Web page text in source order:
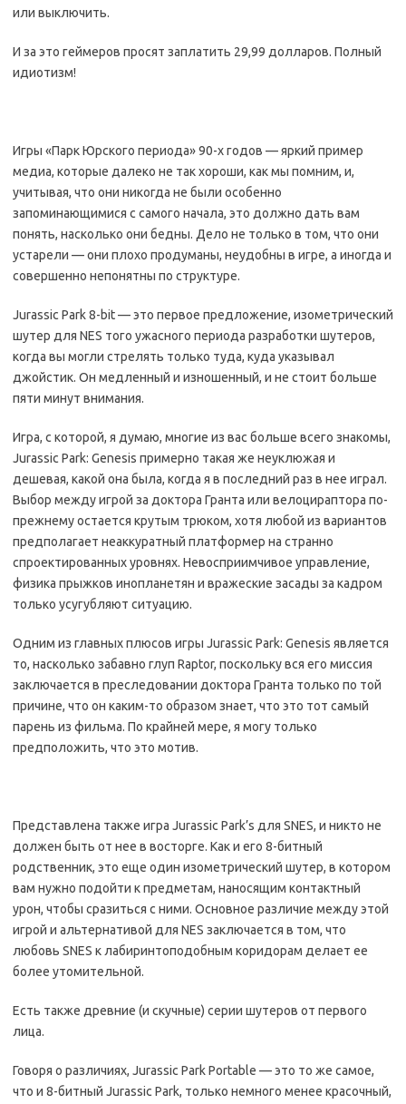
или выключить.
И за это геймеров просят заплатить 29,99 долларов. Полный
идиотизм!
Игры «Парк Юрского периода» 90-х годов — яркий пример
медиа, которые далеко не так хороши, как мы помним, и,
учитывая, что они никогда не были особенно
запоминающимися с самого начала, это должно дать вам
понять, насколько они бедны. Дело не только в том, что они
устарели — они плохо продуманы, неудобны в игре, а иногда и
совершенно непонятны по структуре.
Jurassic Park 8-bit — это первое предложение, изометрический
шутер для NES того ужасного периода разработки шутеров,
когда вы могли стрелять только туда, куда указывал
джойстик. Он медленный и изношенный, и не стоит больше
пяти минут внимания.
Игра, с которой, я думаю, многие из вас больше всего знакомы,
Jurassic Park: Genesis примерно такая же неуклюжая и
дешевая, какой она была, когда я в последний раз в нее играл.
Выбор между игрой за доктора Гранта или велоцираптора по-
прежнему остается крутым трюком, хотя любой из вариантов
предполагает неаккуратный платформер на странно
спроектированных уровнях. Невосприимчивое управление,
физика прыжков инопланетян и вражеские засады за кадром
только усугубляют ситуацию.
Одним из главных плюсов игры Jurassic Park: Genesis является
то, насколько забавно глуп Raptor, поскольку вся его миссия
заключается в преследовании доктора Гранта только по той
причине, что он каким-то образом знает, что это тот самый
парень из фильма. По крайней мере, я могу только
предположить, что это мотив.
Представлена также игра Jurassic Park’s для SNES, и никто не
должен быть от нее в восторге. Как и его 8-битный
родственник, это еще один изометрический шутер, в котором
вам нужно подойти к предметам, наносящим контактный
урон, чтобы сразиться с ними. Основное различие между этой
игрой и альтернативой для NES заключается в том, что
любовь SNES к лабиринтоподобным коридорам делает ее
более утомительной.
Есть также древние (и скучные) серии шутеров от первого
лица.
Говоря о различиях, Jurassic Park Portable — это то же самое,
что и 8-битный Jurassic Park, только немного менее красочный,